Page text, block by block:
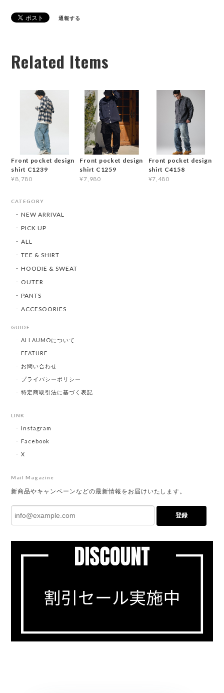
通報する
Related Items
Front pocket design
shirt C1239
¥8,780
Front pocket design
shirt C1259
¥7,980
Front pocket design
shirt C4158
¥7,480
CATEGORY
NEW ARRIVAL
PICK UP
ALL
TEE & SHIRT
HOODIE & SWEAT
OUTER
PANTS
ACCESOORIES
GUIDE
ALLAUMOについて
FEATURE
お問い合わせ
プライバシーポリシー
特定商取引法に基づく表記
LINK
Instagram
Facebook
X
Mail Magazine
新商品やキャンペーンなどの最新情報をお届けいたします。
登録